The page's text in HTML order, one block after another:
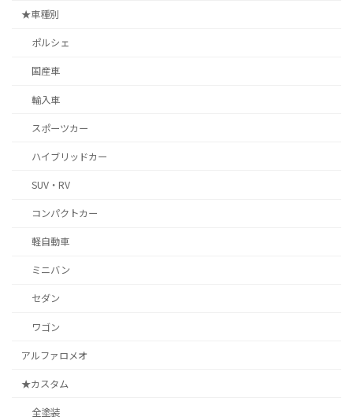
★車種別
ポルシェ
国産車
輸入車
スポーツカー
ハイブリッドカー
SUV・RV
コンパクトカー
軽自動車
ミニバン
セダン
ワゴン
アルファロメオ
★カスタム
全塗装